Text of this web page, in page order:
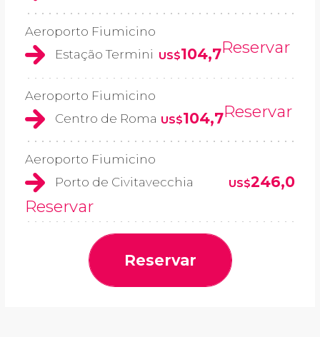
Aeroporto Fiumicino
Estação Termini US$104,7Reservar
Aeroporto Fiumicino
Centro de Roma US$104,7Reservar
Aeroporto Fiumicino
Porto de Civitavecchia
US$246,0
Reservar
Reservar